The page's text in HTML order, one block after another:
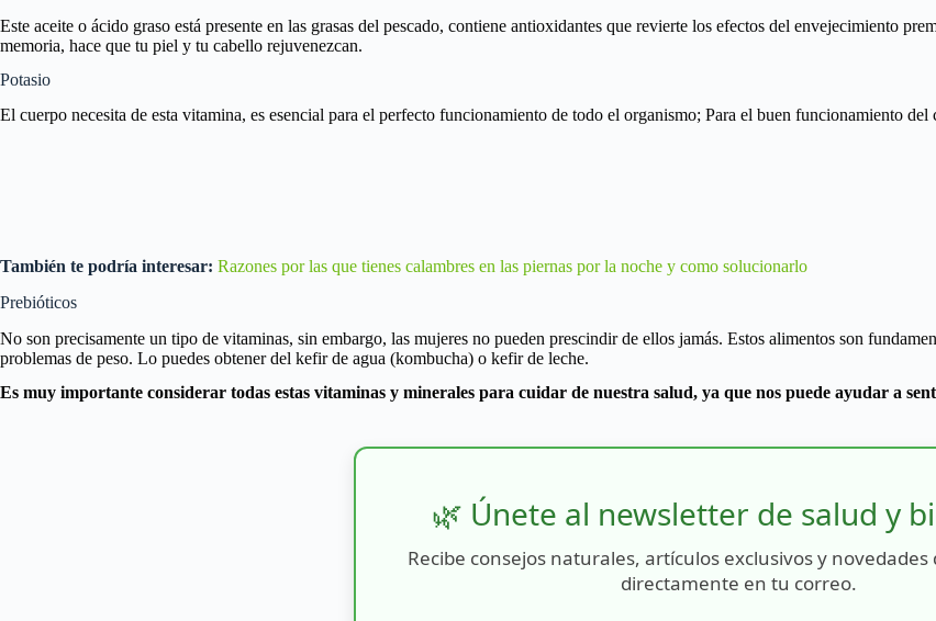
Este aceite o ácido graso está presente en las grasas del pescado, contiene antioxidantes que revierte los efectos del envejecimiento
memoria, hace que tu piel y tu cabello rejuvenezcan.
Potasio
El cuerpo necesita de esta vitamina, es esencial para el perfecto funcionamiento de todo el organismo; Para el buen funcionamiento
También te podría interesar: Razones por las que tienes calambres en las piernas por la noche y como solucionarlo
Prebióticos
No son precisamente un tipo de vitaminas, sin embargo, las mujeres no pueden prescindir de ellos jamás. Estos alimentos son
problemas de peso. Lo puedes obtener del kefir de agua (kombucha) o kefir de leche.
Es muy importante considerar todas estas vitaminas y minerales para cuidar de nuestra salud, ya que nos puede ayudar a
🌿 Únete al newsletter de salud y
Recibe consejos naturales, artículos exclusivos y
directamente en tu correo.